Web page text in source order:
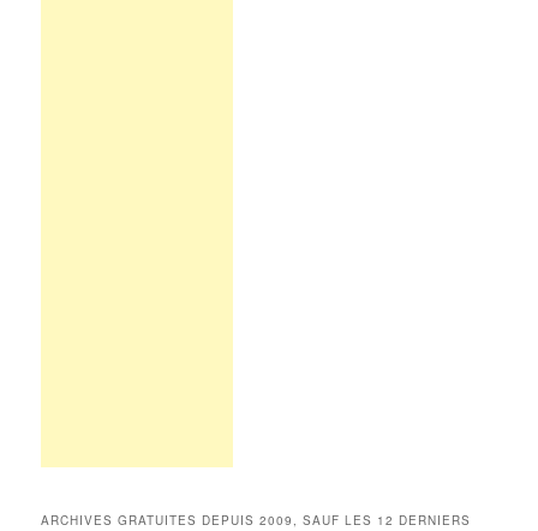
ARCHIVES GRATUITES DEPUIS 2009, SAUF LES 12 DERNIERS